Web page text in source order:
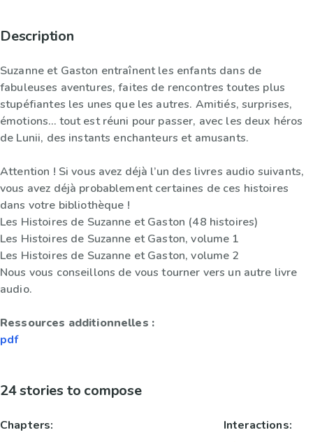
Description
Suzanne et Gaston entraînent les enfants dans de
fabuleuses aventures, faites de rencontres toutes plus
stupéfiantes les unes que les autres. Amitiés, surprises,
émotions… tout est réuni pour passer, avec les deux héros
de Lunii, des instants enchanteurs et amusants.
Attention ! Si vous avez déjà l’un des livres audio suivants,
vous avez déjà probablement certaines de ces histoires
dans votre bibliothèque !
Les Histoires de Suzanne et Gaston (48 histoires)
Les Histoires de Suzanne et Gaston, volume 1
Les Histoires de Suzanne et Gaston, volume 2
Nous vous conseillons de vous tourner vers un autre livre
audio.
Ressources additionnelles :
pdf
24 stories to compose
Chapters:
Interactions: